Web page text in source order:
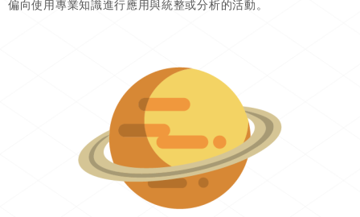
偏向使用專業知識進行應用與統整或分析的活動。